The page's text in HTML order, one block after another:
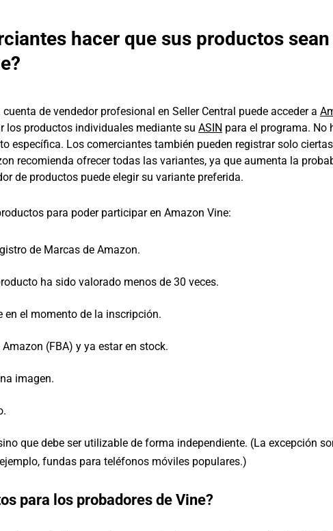
hacer que sus productos sean
de vendedor profesional en Seller Central puede acceder a
los productos individuales mediante su ASIN para el programa. No
específica. Los comerciantes también pueden registrar solo ciertas
recomienda ofrecer todas las variantes, ya que aumenta la
de productos puede elegir su variante preferida.
para poder participar en Amazon Vine:
de Marcas de Amazon.
ha sido valorado menos de 30 veces.
en el momento de la inscripción.
(FBA) y ya estar en stock.
imagen.
que debe ser utilizable de forma independiente. (La excepción
fundas para teléfonos móviles populares.)
para los probadores de Vine?